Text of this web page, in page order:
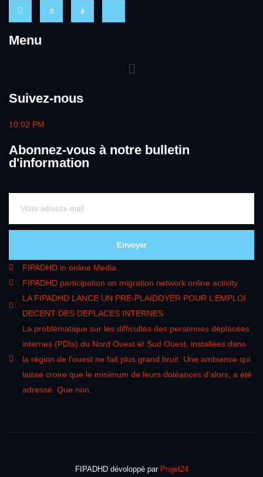
Menu
Suivez-nous
10:02 PM
Abonnez-vous à notre bulletin
d'information
Envoyer
FIPADHD in online Media
FIPADHD participation on migration network online activity
LA FIPADHD LANCE UN PRE-PLAIDOYER POUR L’EMPLOI
DECENT DES DEPLACES INTERNES
La problématique sur les difficultés des personnes déplacées
internes (PDIs) du Nord Ouest et Sud Ouest, installées dans
la région de l’ouest ne fait plus grand bruit. Une ambiance qui
laisse croire que le minimum de leurs doléances d’alors, a été
adressé. Que non.
FIPADHD dévoloppé par Projet24